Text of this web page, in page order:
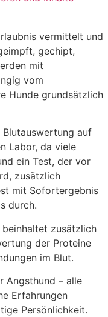
vermittelt und
gechipt,
mit
vom
Hunde grundsätzlich
Blutauswertung auf
Labor, da viele
ein Test, der vor
zusätzlich
mit Sofortergebnis
durch.
zusätzlich
der Proteine
im Blut.
Angsthund – alle
Erfahrungen
Persönlichkeit.